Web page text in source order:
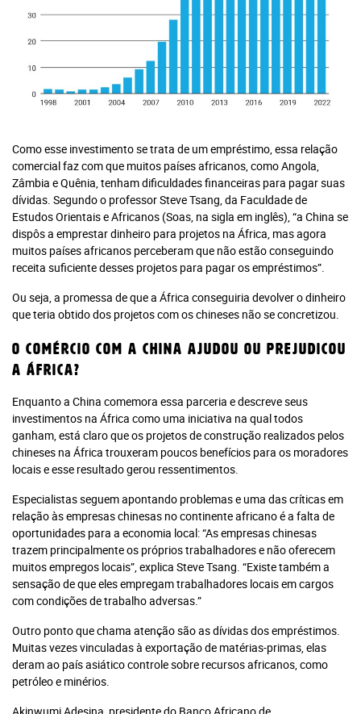
Como esse investimento se trata de um empréstimo, essa relação
comercial faz com que muitos países africanos, como Angola,
Zâmbia e Quênia, tenham dificuldades financeiras para pagar suas
dívidas. Segundo o professor Steve Tsang, da Faculdade de
Estudos Orientais e Africanos (Soas, na sigla em inglês), “a China se
dispôs a emprestar dinheiro para projetos na África, mas agora
muitos países africanos perceberam que não estão conseguindo
receita suficiente desses projetos para pagar os empréstimos”.
Ou seja, a promessa de que a África conseguiria devolver o dinheiro
que teria obtido dos projetos com os chineses não se concretizou.
O comércio com a China ajudou ou prejudicou
a África?
Enquanto a China comemora essa parceria e descreve seus
investimentos na África como uma iniciativa na qual todos
ganham, está claro que os projetos de construção realizados pelos
chineses na África trouxeram poucos benefícios para os moradores
locais e esse resultado gerou ressentimentos.
Especialistas seguem apontando problemas e uma das críticas em
relação às empresas chinesas no continente africano é a falta de
oportunidades para a economia local: “As empresas chinesas
trazem principalmente os próprios trabalhadores e não oferecem
muitos empregos locais”, explica Steve Tsang. “Existe também a
sensação de que eles empregam trabalhadores locais em cargos
com condições de trabalho adversas.”
Outro ponto que chama atenção são as dívidas dos empréstimos.
Muitas vezes vinculadas à exportação de matérias-primas, elas
deram ao país asiático controle sobre recursos africanos, como
petróleo e minérios.
Akinwumi Adesina, presidente do Banco Africano de
Você atingiu o limite de acessos